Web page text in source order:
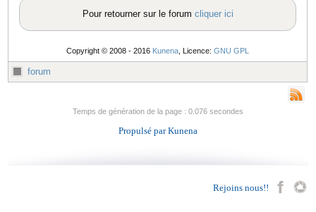
Pour retourner sur le forum cliquer ici
Copyright © 2008 - 2016 Kunena, Licence:GNU GPL
forum
Temps de génération de la page : 0.076 secondes
Propulsé parKunena
Rejoins nous!!